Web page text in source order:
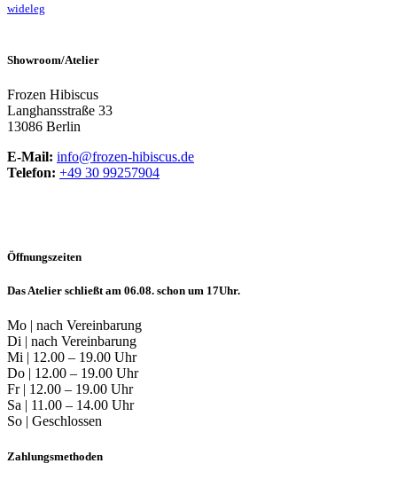
wideleg
Showroom/Atelier
Frozen Hibiscus
Langhansstraße 33
13086 Berlin
E-Mail: info@frozen-hibiscus.de
Telefon: +49 30 99257904
Öffnungszeiten
Das Atelier schließt am 06.08. schon um 17Uhr.
Mo | nach Vereinbarung
Di | nach Vereinbarung
Mi | 12.00 – 19.00 Uhr
Do | 12.00 – 19.00 Uhr
Fr | 12.00 – 19.00 Uhr
Sa | 11.00 – 14.00 Uhr
So | Geschlossen
Zahlungsmethoden